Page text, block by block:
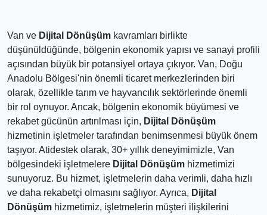
Van ve Dijital Dönüşüm kavramları birlikte
düşünüldüğünde, bölgenin ekonomik yapısı ve sanayi profili
açısından büyük bir potansiyel ortaya çıkıyor. Van, Doğu
Anadolu Bölgesi'nin önemli ticaret merkezlerinden biri
olarak, özellikle tarım ve hayvancılık sektörlerinde önemli
bir rol oynuyor. Ancak, bölgenin ekonomik büyümesi ve
rekabet gücünün artırılması için, Dijital Dönüşüm
hizmetinin işletmeler tarafından benimsenmesi büyük önem
taşıyor. Atidestek olarak, 30+ yıllık deneyimimizle, Van
bölgesindeki işletmelere Dijital Dönüşüm hizmetimizi
sunuyoruz. Bu hizmet, işletmelerin daha verimli, daha hızlı
ve daha rekabetçi olmasını sağlıyor. Ayrıca, Dijital
Dönüşüm hizmetimiz, işletmelerin müşteri ilişkilerini